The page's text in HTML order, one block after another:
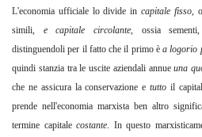
L'economia ufficiale lo divide incapitale fisso,
simili, e capitale circolante,
ossia
distinguendoli per il fatto che il primo è a logorio
quindi stanzia tra le uscite aziendali annueuna
che ne assicura la conservazione etutto il
prende nell'economia marxista ben altro
termine capitalecostante. In questo